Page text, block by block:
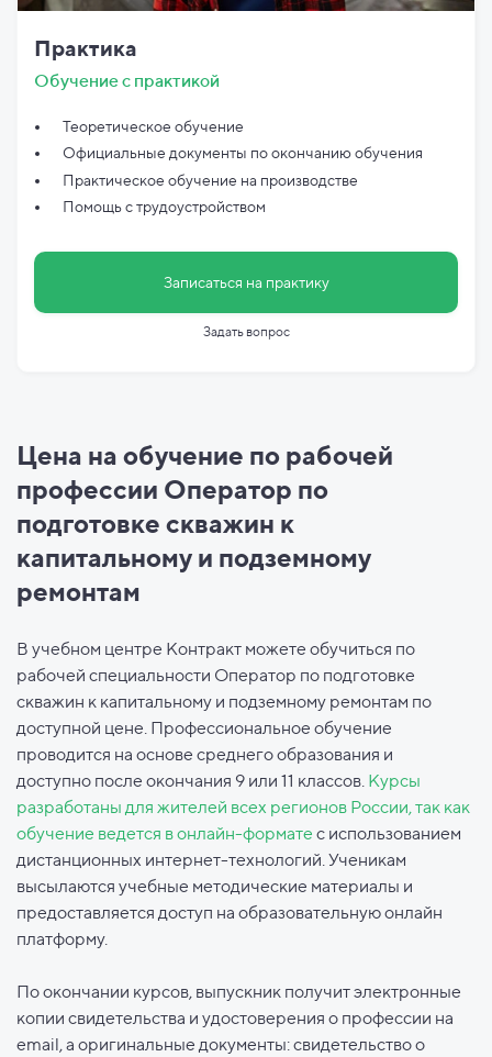
Практика
Обучение с практикой
Теоретическое обучение
Официальные документы поокончанию обучения
Практическое обучение на производстве
Помощь с трудоустройством
Записаться на практику
Задать вопрос
Цена на обучение по рабочей
профессии Оператор по
подготовке скважин к
капитальному и подземному
ремонтам
В учебном центре Контракт можете обучиться по
рабочей специальности Оператор по подготовке
скважин к капитальному и подземному ремонтам по
доступной цене. Профессиональное обучение
проводится на основе среднего образования и
доступно после окончания 9 или 11 классов. Курсы
разработаны для жителей всех регионов России, так как
обучение ведется в онлайн-формате с использованием
дистанционных интернет-технологий. Ученикам
высылаются учебные методические материалы и
предоставляется доступ на образовательную онлайн
платформу.
По окончании курсов, выпускник получит электронные
копии свидетельства и удостоверения о профессии на
email, а оригинальные документы: свидетельство о